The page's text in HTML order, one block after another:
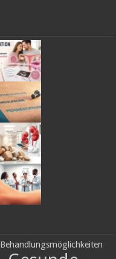
Behandlungsmöglichkeiten